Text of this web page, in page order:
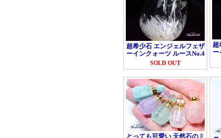
超希少石 エンジェルフェザ
ーインクォーツ ルースNo.4
SOLD OUT
超
ー
とっても可愛い 天然石のミ